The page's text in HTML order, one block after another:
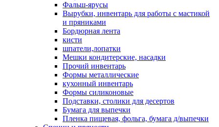
Фальш-ярусы
Вырубки, инвентарь для работы с мастикой
и пряниками
Бордюрная лента
кисти
шпатели,лопатки
Мешки кондитерские, насадки
Прочий инвентарь
Формы металлические
кухонный инвентарь
Формы силиконовые
Подставки, столики для десертов
Бумага для выпечки
Пленка пищевая, фольга, бумага д/выпечки